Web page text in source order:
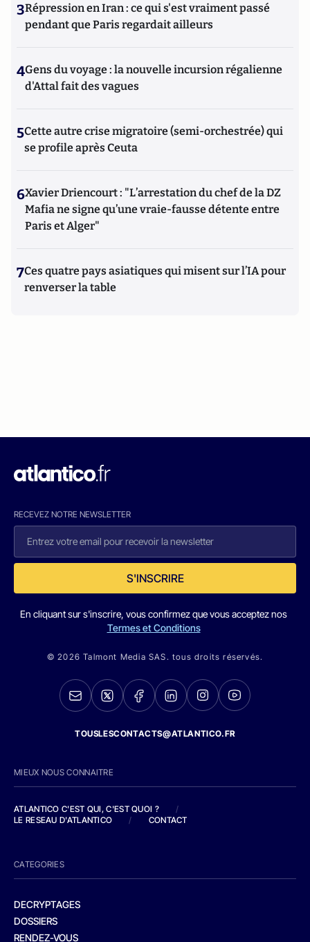
3Répression en Iran : ce qui s'est vraiment passé
pendant que Paris regardait ailleurs
4Gens du voyage : la nouvelle incursion régalienne
d'Attal fait des vagues
5Cette autre crise migratoire (semi-orchestrée) qui
se profile après Ceuta
6Xavier Driencourt : "L’arrestation du chef de la DZ
Mafia ne signe qu’une vraie-fausse détente entre
Paris et Alger"
7Ces quatre pays asiatiques qui misent sur l’IA pour
renverser la table
RECEVEZ NOTRE NEWSLETTER
S'INSCRIRE
En cliquant sur s'inscrire, vous confirmez que vous acceptez nos
Termes et Conditions
© 2026 Talmont Media SAS. tous droits réservés.
TOUSLESCONTACTS@ATLANTICO.FR
MIEUX NOUS CONNAITRE
ATLANTICO C'EST QUI, C'EST QUOI ?
/
LE RESEAU D'ATLANTICO
/ CONTACT
CATEGORIES
DECRYPTAGES
DOSSIERS
RENDEZ-VOUS